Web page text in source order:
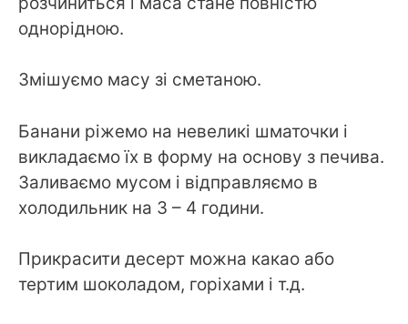
однорідною.
Змішуємо масу зі сметаною.
Банани ріжемо на невеликі шматочки і
викладаємо їх в форму на основу з печива.
Заливаємо мусом і відправляємо в
холодильник на 3 – 4 години.
Прикрасити десерт можна какао або
тертим шоколадом, горіхами і т.д.